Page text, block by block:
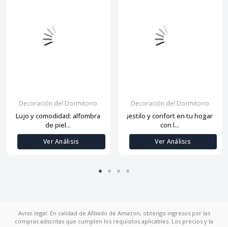
Decoración del Dormitorio
Lujo y comodidad: alfombra
de piel...
Ver Análisis
Decoración del Dormitorio
¡estilo y confort en tu hogar
con l...
Ver Análisis
Aviso legal: En calidad de Afiliado de Amazon, obtengo ingresos por las
compras adscritas que cumplen los requisitos aplicables. Los precios y la